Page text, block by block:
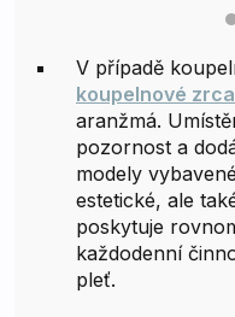
V případě
koupelnové
aranžmá.
pozornost a
modely
estetické, ale
poskytuje
každodenní
pleť.